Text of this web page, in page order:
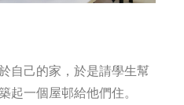
自己的家，於是請學生幫
起一個屋邨給他們住。